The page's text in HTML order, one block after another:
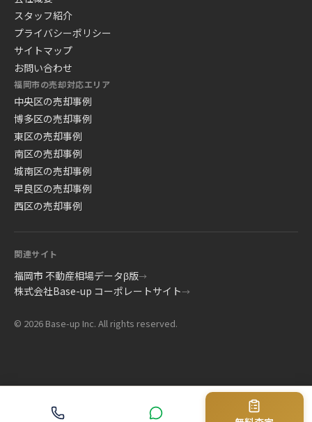
スタッフ紹介
プライバシーポリシー
サイトマップ
お問い合わせ
福岡市の売却対応エリア
中央区の売却事例
博多区の売却事例
東区の売却事例
南区の売却事例
城南区の売却事例
早良区の売却事例
西区の売却事例
関連サイト
福岡市 不動産相場データβ版→
株式会社Base-up コーポレートサイト→
© 2026 Base-up Inc. All rights reserved.